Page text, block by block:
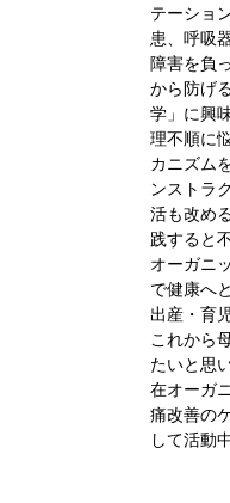
テーショ
患、呼吸
障害を負
から防げ
学」に興
理不順に
カニズム
ンストラ
活も改め
践すると
オーガニ
で健康へ
出産・育
これから
たいと思
在オーガ
痛改善の
して活動中